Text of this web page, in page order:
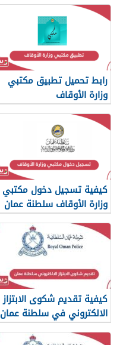
رابط تحميل تطبيق مكتبي
وزارة الأوقاف
كيفية تسجيل دخول مكتبي
وزارة الأوقاف سلطنة عمان
كيفية تقديم شكوى الابتزاز
الالكتروني في سلطنة عمان